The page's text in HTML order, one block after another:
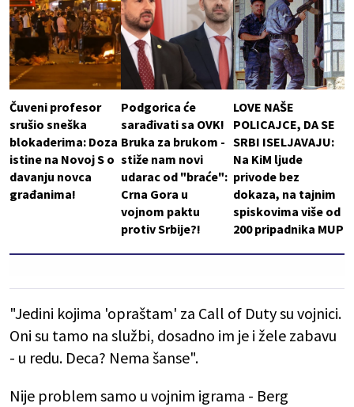
Čuveni profesor
srušio sneška
blokaderima: Doza
istine na Novoj S o
davanju novca
građanima!
Podgorica će
sarađivati sa OVK!
Bruka za brukom -
stiže nam novi
udarac od "braće":
Crna Gora u
vojnom paktu
protiv Srbije?!
LOVE NAŠE
POLICAJCE, DA SE
SRBI ISELJAVAJU:
Na KiM ljude
privode bez
dokaza, na tajnim
spiskovima više od
200 pripadnika MUP
"Jedini kojima 'opraštam' za Call of Duty su vojnici.
Oni su tamo na službi, dosadno im je i žele zabavu
- u redu. Deca? Nema šanse".
Nije problem samo u vojnim igrama - Berg